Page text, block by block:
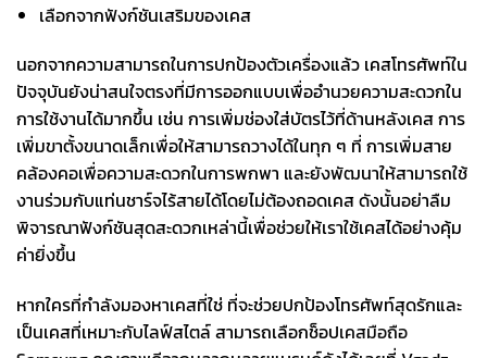
เลือกจากฟังก์ชันเสริมของเคส
นอกจากความสามารถในการปกป้องตัวเครื่องแล้ว เคสโทรศัพท์ใน
ปัจจุบันยังน่าสนใจตรงที่มีการออกแบบเพื่ออำนวยความสะดวกใน
การใช้งานได้มากขึ้น เช่น การเพิ่มช่องใส่บัตรไว้ที่ด้านหลังเคส การ
เพิ่มขาตั้งขนาดเล็กเพื่อให้สามารถวางได้ในทุก ๆ ที่ การเพิ่มสาย
คล้องคอเพื่อความสะดวกในการพกพา และยังพัฒนาให้สามารถใช้
งานร่วมกับแท่นชาร์จไร้สายได้โดยไม่ต้องถอดเคส ดังนั้นอย่าลืม
พิจารณาฟังก์ชันสุดสะดวกเหล่านี้เพื่อช่วยให้เราใช้เคสได้อย่างคุ้ม
ค่ายิ่งขึ้น
หากใครที่กำลังมองหาเคสที่ใช่ ที่จะช่วยปกป้องโทรศัพท์สุดรักและ
เป็นเคสที่เหมาะกับไลฟ์สไตล์ สามารถเลือกช็อปเคสมือถือ